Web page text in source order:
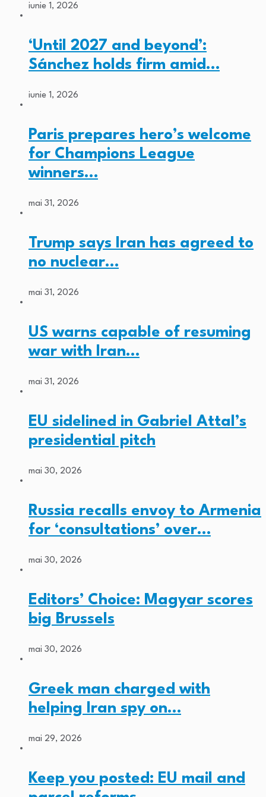
iunie 1, 2026
‘Until 2027 and beyond’:
Sánchez holds firm amid…
iunie 1, 2026
Paris prepares hero’s welcome
for Champions League
winners…
mai 31, 2026
Trump says Iran has agreed to
no nuclear…
mai 31, 2026
US warns capable of resuming
war with Iran…
mai 31, 2026
EU sidelined in Gabriel Attal’s
presidential pitch
mai 30, 2026
Russia recalls envoy to Armenia
for ‘consultations’ over…
mai 30, 2026
Editors’ Choice: Magyar scores
big Brussels
mai 30, 2026
Greek man charged with
helping Iran spy on…
mai 29, 2026
Keep you posted: EU mail and